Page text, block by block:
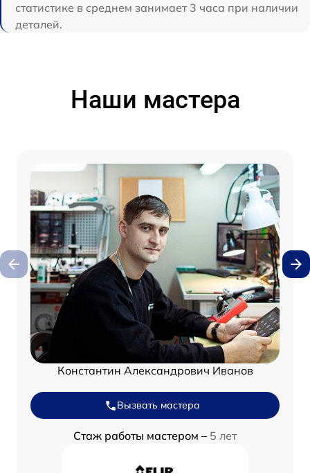
статистике в среднем занимает 3 часа при наличии
деталей.
Наши мастера
Константин Александрович Иванов
Вызвать мастера
Стаж работы мастером – 5 лет